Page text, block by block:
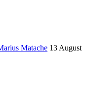
Matache 13 August